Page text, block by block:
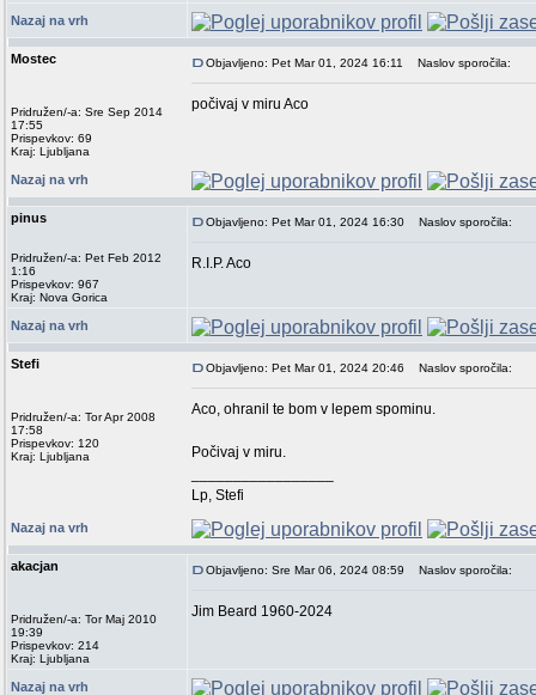
Nazaj na vrh
Mostec
Pridružen/-a: Sre Sep 2014
17:55
Prispevkov: 69
Kraj: Ljubljana
Objavljeno: Pet Mar 01, 2024 16:11 Naslov sporočila:
počivaj v miru Aco
Nazaj na vrh
pinus
Pridružen/-a: Pet Feb 2012
1:16
Prispevkov: 967
Kraj: Nova Gorica
Objavljeno: Pet Mar 01, 2024 16:30 Naslov sporočila:
R.I.P. Aco
Nazaj na vrh
Stefi
Pridružen/-a: Tor Apr 2008
17:58
Prispevkov: 120
Kraj: Ljubljana
Objavljeno: Pet Mar 01, 2024 20:46 Naslov sporočila:
Aco, ohranil te bom v lepem spominu.
Počivaj v miru.
Lp, Stefi
Nazaj na vrh
akacjan
Pridružen/-a: Tor Maj 2010
19:39
Prispevkov: 214
Kraj: Ljubljana
Objavljeno: Sre Mar 06, 2024 08:59 Naslov sporočila:
Jim Beard 1960-2024
Nazaj na vrh